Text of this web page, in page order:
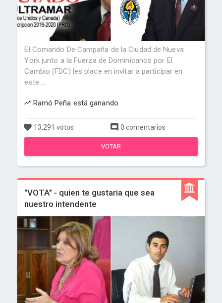
El Comando De Campaña de la Ciudad de Nueva
York junto a la Fuerza de Dominicanos por El
Cambio (FDC) les place en invitar a participar en
este ...
Ramó Peña está ganando
13,291 votos 0 comentarios
VOTAR
"VOTA" - quien te gustaria que sea
nuestro intendente